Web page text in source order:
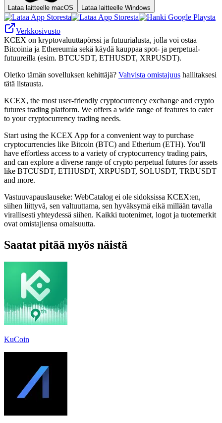
Lataa laitteelle macOS Lataa laitteelle Windows
Verkkosivusto
KCEX on kryptovaluuttapörssi ja futuurialusta, jolla voi ostaa
Bitcoinia ja Ethereumia sekä käydä kauppaa spot- ja perpetual-
futuureilla (esim. BTCUSDT, ETHUSDT, XRPUSDT).
Oletko tämän sovelluksen kehittäjä? Vahvista omistajuus hallitaksesi
tätä listausta.
KCEX, the most user-friendly cryptocurrency exchange and crypto
futures trading platform. We offers a wide range of features to cater
to your cryptocurrency trading needs.
Start using the KCEX App for a convenient way to purchase
cryptocurrencies like Bitcoin (BTC) and Etherium (ETH). You'll
have effortless access to a variety of cryptocurrency trading pairs,
and can explore a diverse range of crypto perpetual futures for assets
like BTCUSDT, ETHUSDT, XRPUSDT, SOLUSDT, TRBUSDT
and more.
Vastuuvapauslauseke: WebCatalog ei ole sidoksissa KCEX:en,
siihen liittyvä, sen valtuuttama, sen hyväksymä eikä millään tavalla
virallisesti yhteydessä siihen. Kaikki tuotenimet, logot ja tuotemerkit
ovat omistajiensa omaisuutta.
Saatat pitää myös näistä
KuCoin